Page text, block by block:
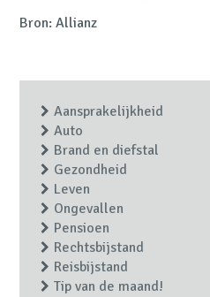
Bron: Allianz
Aansprakelijkheid
Auto
Brand en diefstal
Gezondheid
Leven
Ongevallen
Pensioen
Rechtsbijstand
Reisbijstand
Tip van de maand!